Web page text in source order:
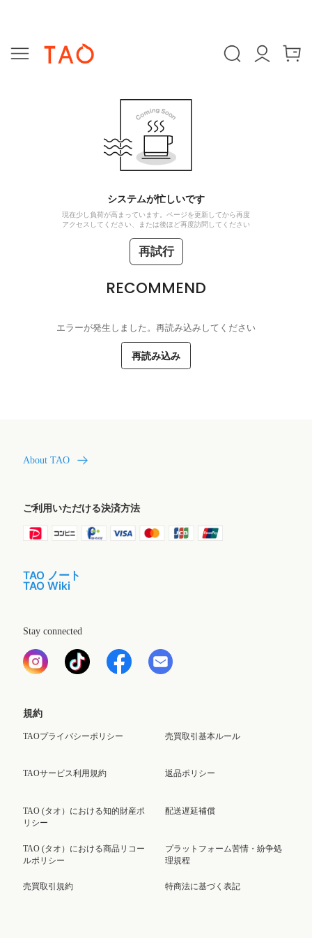
システムが忙しいです
現在少し負荷が高まっています。ページを更新してから再度
アクセスしてください、または後ほど再度訪問してください
再試行
RECOMMEND
エラーが発生しました。再読み込みしてください
再読み込み
About TAO
ご利用いただける決済方法
TAO ノート
TAO Wiki
Stay connected
規約
TAOプライバシーポリシー
TAOサービス利用規約
TAO (タオ）における知的財産ポ
リシー
TAO (タオ）における商品リコー
ルポリシー
売買取引規約
売買取引基本ルール
返品ポリシー
配送遅延補償
プラットフォーム苦情・紛争処
理規程
特商法に基づく表記